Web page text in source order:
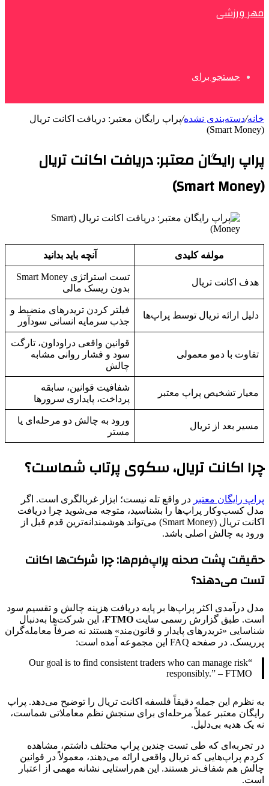
مهر ورزشی
جستجو برای
خانه/دسته‌بندی نشده/پراپ رایگان معتبر: دریافت اکانت تریال
(Smart Money)
پراپ رایگان معتبر: دریافت اکانت تریال
(Smart Money)
مولفه کلیدی آنچه باید بدانید
هدف اکانت تریال
تست استراتژی Smart Money
بدون ریسک مالی
دلیل ارائه تریال توسط پراپ‌ها
فیلتر کردن تریدرهای منضبط و
جذب سرمایه انسانی سودآور
تفاوت با دمو معمولی
قوانین واقعی دراوداون، تارگت
سود و فشار روانی مشابه
چالش
معیار تشخیص پراپ معتبر
شفافیت قوانین، سابقه
پرداخت، پایداری سرورها
مسیر بعد از تریال
ورود به چالش دو مرحله‌ای یا
مستر
چرا اکانت تریال، سکوی پرتاب شماست؟
پراپ رایگان معتبر در واقع تله نیست؛ ابزار غربالگری است. اگر
مدل کسب‌وکار پراپ‌ها را بشناسید، متوجه می‌شوید چرا دریافت
اکانت تریال (Smart Money) می‌تواند هوشمندانه‌ترین قدم قبل از
ورود به چالش اصلی باشد.
حقیقت پشت صحنه پراپ‌فرم‌ها: چرا شرکت‌ها اکانت
تست می‌دهند؟
مدل درآمدی اکثر پراپ‌ها بر پایه دریافت هزینه چالش و تقسیم سود
است. طبق گزارش رسمی سایت FTMO، این شرکت‌ها به‌دنبال
شناسایی «تریدرهای پایدار و قانون‌مند» هستند نه صرفاً معامله‌گران
پرریسک. در صفحه FAQ این مجموعه آمده است:
“Our goal is to find consistent traders who can manage risk
responsibly.” – FTMO
به نظرم این جمله دقیقاً فلسفه اکانت تریال را توضیح می‌دهد. پراپ
رایگان معتبر عملاً مرحله‌ای برای سنجش نظم معاملاتی شماست،
نه یک هدیه بی‌دلیل.
در تجربه‌ای که طی تست چندین پراپ مختلف داشتم، مشاهده
کردم پراپ‌هایی که تریال واقعی ارائه می‌دهند، معمولاً در قوانین
چالش هم شفاف‌تر هستند. این هم‌راستایی نشانه مهمی از اعتبار
است.